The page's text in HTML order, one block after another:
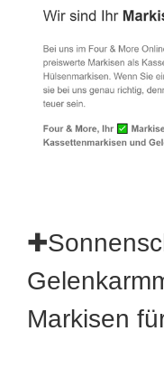
Markisen